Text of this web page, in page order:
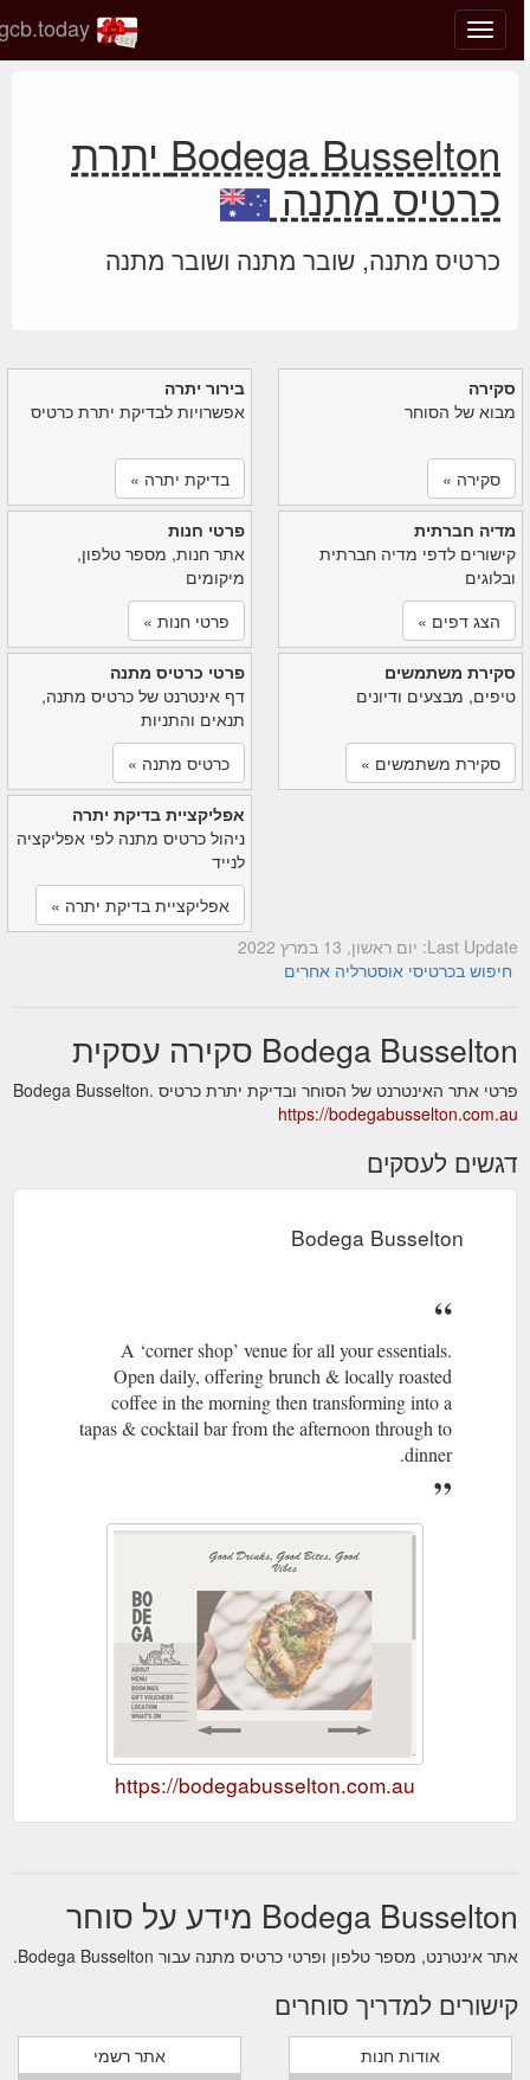
החלף
מצב
gcb.today
Bodega Busselton יתרת
כרטיס מתנה
כרטיס מתנה, שובר מתנה ושובר מתנה
בירור יתרה
אפשרויות לבדיקת יתרת כרטיס
בדיקת יתרה »
סקירה
מבוא של הסוחר
סקירה »
פרטי חנות
אתר חנות, מספר טלפון,
מיקומים
פרטי חנות »
מדיה חברתית
קישורים לדפי מדיה חברתית
ובלוגים
הצג דפים »
פרטי כרטיס מתנה
דף אינטרנט של כרטיס מתנה,
תנאים והתניות
כרטיס מתנה »
סקירת משתמשים
טיפים, מבצעים ודיונים
סקירת משתמשים »
אפליקציית בדיקת יתרה
ניהול כרטיס מתנה לפי אפליקציה
לנייד
אפליקציית בדיקת יתרה »
Last Update: יום ראשון, 13 במרץ 2022
חיפוש בכרטיסי אוסטרליה אחרים
Bodega Busselton סקירה עסקית
פרטי אתר האינטרנט של הסוחר ובדיקת יתרת כרטיס Bodega Busselton.
https://bodegabusselton.com.au
דגשים לעסקים
Bodega Busselton
A ‘corner shop’ venue for all your essentials.
Open daily, offering brunch & locally roasted
coffee in the morning then transforming into a
tapas & cocktail bar from the afternoon through to
dinner.
https://bodegabusselton.com.au
Bodega Busselton מידע על סוחר
אתר אינטרנט, מספר טלפון ופרטי כרטיס מתנה עבור Bodega Busselton.
קישורים למדריך סוחרים
אתר רשמי אודות חנות